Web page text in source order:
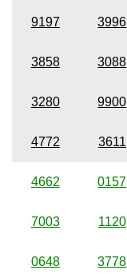
9197 3996
3858 3088
3280 9900
4772 3611
4662 0157
7003 1120
0648 3778